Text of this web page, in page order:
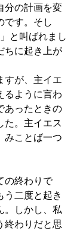
分の計画を変
です。そし
と叫ばれまし
ちに起き上が
すが、主イエ
るように言わ
あったときの
た。主イエス
みことば一つ
の終わりで
う二度と起き
。しかし、私
終わりだと思